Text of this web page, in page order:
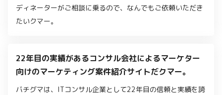
ディネーターがご相談に乗るので、なんでもご依頼いただき
たいクマー。
22年目の実績があるコンサル会社によるマーケター
向けのマーケティング案件紹介サイトだクマー。
バチグマは、ITコンサル企業として22年目の信頼と実績を誇